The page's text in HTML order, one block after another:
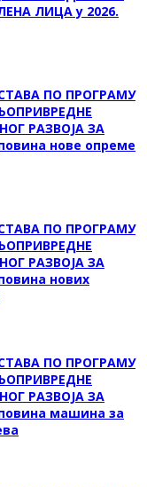
ЛИЦА у 2026.
ПО ПРОГРАМУ
РАЗВОЈА ЗА
нове опреме
ПО ПРОГРАМУ
РАЗВОЈА ЗА
нових
ПО ПРОГРАМУ
РАЗВОЈА ЗА
машина за